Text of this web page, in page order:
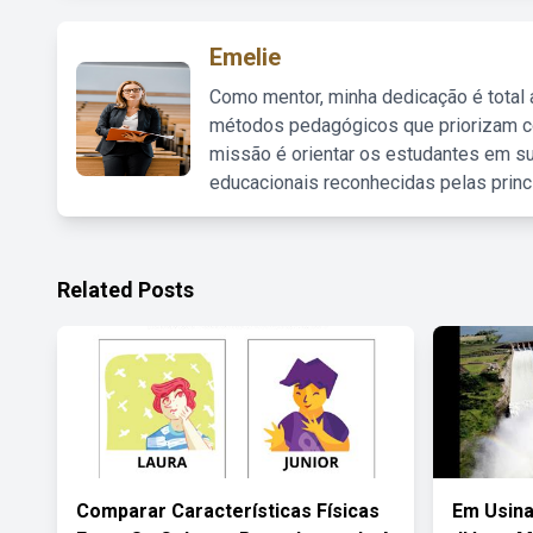
Emelie
Como mentor, minha dedicação é
métodos pedagógicos que priorizam
missão é orientar os estudantes em
educacionais reconhecidas pelas
Related Posts
Comparar Características Físicas
Em